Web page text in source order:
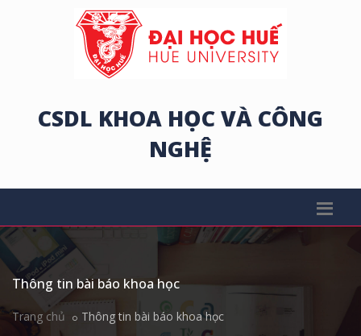
CSDL KHOA HỌC VÀ CÔNG
NGHỆ
Thông tin bài báo khoa học
Trang chủ Thông tin bài báo khoa học